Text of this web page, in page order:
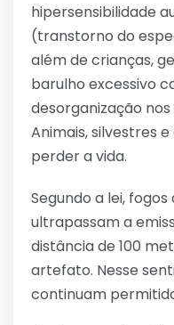
hipersensibilidade
(transtorno do
além de crianças,
barulho excessivo
desorganização
Animais, silvestres
perder a vida.
Segundo a lei,
ultrapassam a
distância de 100
artefato. Nesse
continuam